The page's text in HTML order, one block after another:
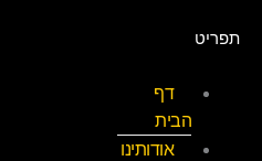
תפריט
דף
הבית
אודותינו